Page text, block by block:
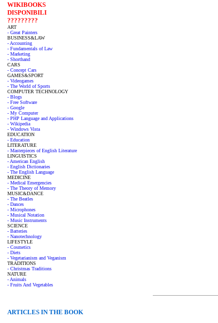
WIKIBOOKS
DISPONIBILI
?????????
ART
- Great Painters
BUSINESS&LAW
- Accounting
- Fundamentals of Law
- Marketing
- Shorthand
CARS
- Concept Cars
GAMES&SPORT
- Videogames
- The World of Sports
COMPUTER TECHNOLOGY
- Blogs
- Free Software
- Google
- My Computer
- PHP Language and Applications
- Wikipedia
- Windows Vista
EDUCATION
- Education
LITERATURE
- Masterpieces of English Literature
LINGUISTICS
- American English
- English Dictionaries
- The English Language
MEDICINE
- Medical Emergencies
- The Theory of Memory
MUSIC&DANCE
- The Beatles
- Dances
- Microphones
- Musical Notation
- Music Instruments
SCIENCE
- Batteries
- Nanotechnology
LIFESTYLE
- Cosmetics
- Diets
- Vegetarianism and Veganism
TRADITIONS
- Christmas Traditions
NATURE
- Animals
- Fruits And Vegetables
ARTICLES IN THE BOOK